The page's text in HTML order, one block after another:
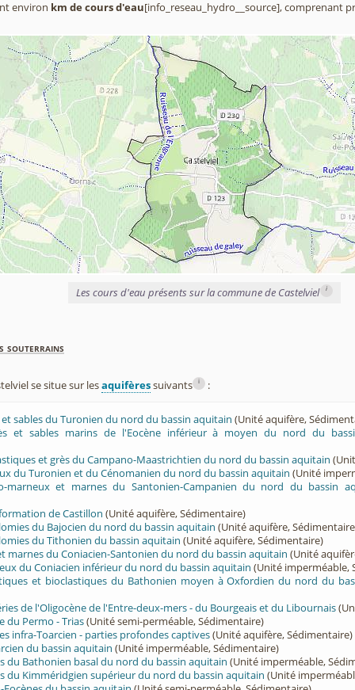
environ km de cours d'eau[info_reseau_hydro__source], comprenant
Les cours d'eau présents sur la commune de Castelviel i
souterrains
se situe sur lesaquifèressuivants i :
et sables du Turonien du nord du bassin aquitain (Unité aquifère,
et sables marins de l'Eocène inférieur à moyen du nord du
et grès du Campano-Maastrichtien du nord du bassin aquitain
du Turonien et du Cénomanien du nord du bassin aquitain (Unité
marneux et marnes du Santonien-Campanien du nord du bassin
de Castillon (Unité aquifère, Sédimentaire)
du Bajocien du nord du bassin aquitain (Unité aquifère,
du Tithonien du bassin aquitain (Unité aquifère, Sédimentaire)
marnes du Coniacien-Santonien du nord du bassin aquitain (Unité
du Coniacien inférieur du nord du bassin aquitain (Unité imperméable,
et bioclastiques du Bathonien moyen à Oxfordien du nord du
de l'Oligocène de l'Entre-deux-mers - du Bourgeais et du Libournais
du Permo - Trias(Unité semi-perméable, Sédimentaire)
infra-Toarcien - parties profondes captives(Unité aquifère, Sédimentaire)
du bassin aquitain (Unité imperméable, Sédimentaire)
du Bathonien basal du nord du bassin aquitain (Unité imperméable,
du Kimméridgien supérieur du nord du bassin aquitain (Unité